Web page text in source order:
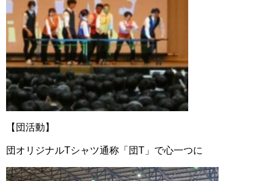
【団活動】
団オリジナルTシャツ通称「団T」で心一つに